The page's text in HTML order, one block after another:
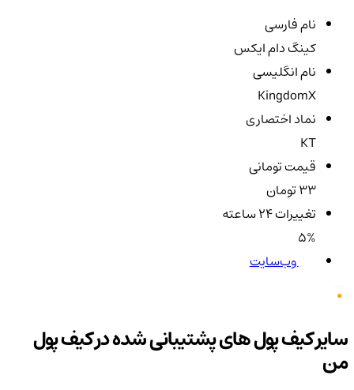
نام فارسی
کینگ دام ایکس
نام انگلیسی
KingdomX
نماد اختصاری
KT
قیمت تومانی
33 تومان
تغییرات ۲۴ ساعته
5%
وب‌سایت
سایر کیف پول های پشتیبانی شده در کیف پول
من